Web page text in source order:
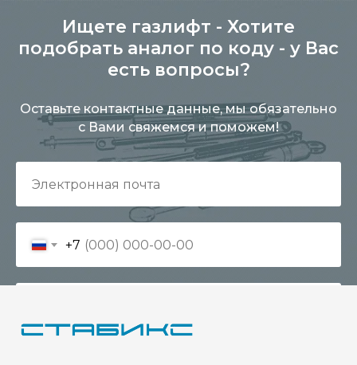
Ищете газлифт - Хотите
подобрать аналог по коду - у Вас
есть вопросы?
Оставьте контактные данные, мы обязательно
с Вами свяжемся и поможем!
+7